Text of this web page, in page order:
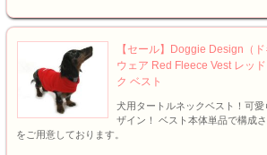
【セール】Doggie Design（
ウェア Red Fleece Vest レッ
ク ベスト
犬用タートルネックベスト！可
ザイン！ ベスト本体単品で構成
をご用意しております。